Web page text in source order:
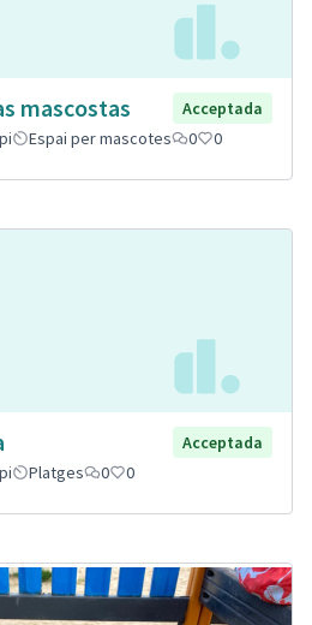
mascostas
Acceptada
Espai per mascotes 0 0
Acceptada
Platges 0 0